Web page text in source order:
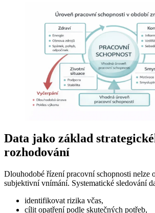
Data jako základ
rozhodování
Dlouhodobé řízení pracovní schopnosti nelze
subjektivní vnímání. Systematické sledování
identifikovat rizika včas,
cílit opatření podle skutečných potřeb,